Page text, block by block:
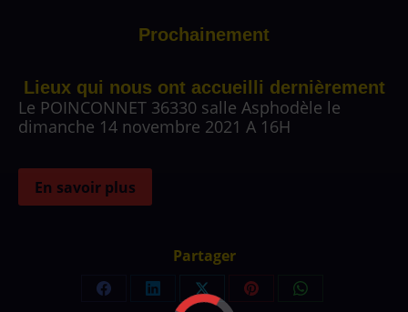
Prochainement
Lieux qui nous ont accueilli dernièrement
Le POINCONNET 36330 salle Asphodèle le
dimanche 14 novembre 2021 A 16H
En savoir plus
Partager
PartagerPartagerPartagerPartagerPartager